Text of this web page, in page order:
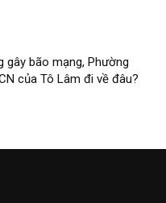
gây bão mạng, Phường
của Tô Lâm đi về đâu?